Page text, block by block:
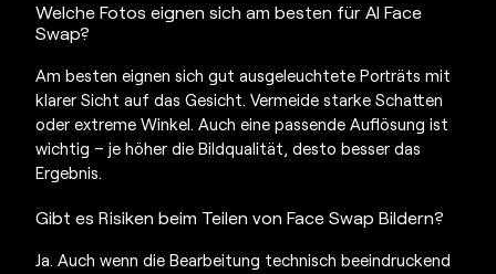
Welche Fotos eignen sich am besten fürAI Face
Swap?
Am besten eignen sich gut ausgeleuchtete Porträts mit
klarer Sicht auf das Gesicht. Vermeide starke Schatten
oder extreme Winkel. Auch eine passende Auflösung ist
wichtig – je höher die Bildqualität, desto besser das
Ergebnis.
Gibt es Risiken beim Teilen vonFace Swap Bildern?
Ja. Auch wenn die Bearbeitung technisch beeindruckend